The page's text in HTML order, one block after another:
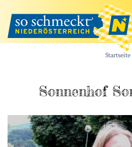
Startseite
Sonnenhof